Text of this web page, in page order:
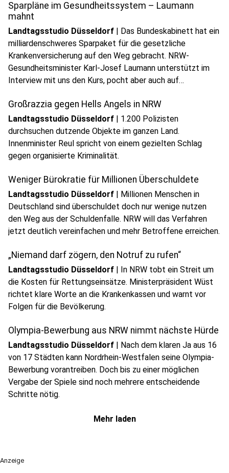
Sparpläne im Gesundheitssystem – Laumann
mahnt
Landtagsstudio Düsseldorf | Das Bundeskabinett hat ein
milliardenschweres Sparpaket für die gesetzliche
Krankenversicherung auf den Weg gebracht. NRW-
Gesundheitsminister Karl-Josef Laumann unterstützt im
Interview mit uns den Kurs, pocht aber auch auf
play_circleAudio anhören
Großrazzia gegen Hells Angels in NRW
Landtagsstudio Düsseldorf | 1.200 Polizisten
durchsuchen dutzende Objekte im ganzen Land.
Innenminister Reul spricht von einem gezielten Schlag
gegen organisierte Kriminalität.
Weniger Bürokratie für Millionen Überschuldete
Landtagsstudio Düsseldorf | Millionen Menschen in
Deutschland sind überschuldet doch nur wenige nutzen
den Weg aus der Schuldenfalle. NRW will das Verfahren
jetzt deutlich vereinfachen und mehr Betroffene erreichen.
play_circleAudio anhören
„Niemand darf zögern, den Notruf zu rufen“
Landtagsstudio Düsseldorf | In NRW tobt ein Streit um
die Kosten für Rettungseinsätze. Ministerpräsident Wüst
richtet klare Worte an die Krankenkassen und warnt vor
Folgen für die Bevölkerung.
Olympia-Bewerbung aus NRW nimmt nächste Hürde
Landtagsstudio Düsseldorf | Nach dem klaren Ja aus 16
von 17 Städten kann Nordrhein-Westfalen seine Olympia-
Bewerbung vorantreiben. Doch bis zu einer möglichen
Vergabe der Spiele sind noch mehrere entscheidende
Schritte nötig.
Mehr laden
Anzeige